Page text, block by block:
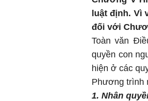
luật định. Vì
đối với
Toàn văn
quyền con
hiện ở các
Phương trình
1. Nhân